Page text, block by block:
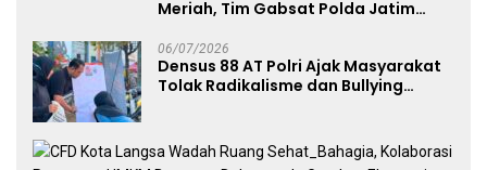
Meriah, Tim Gabsat Polda Jatim
06/07/2026
Densus 88 AT Polri Ajak Masyarakat
Tolak Radikalisme dan Bullying